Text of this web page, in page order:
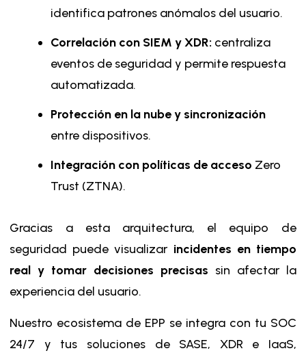
identifica patrones anómalos del usuario.
Correlación con SIEM y XDR: centraliza
eventos de seguridad y permite respuesta
automatizada.
Protección en la nube y sincronización
entre dispositivos.
Integración con políticas de acceso Zero
Trust (ZTNA).
Gracias a esta arquitectura, el equipo de
seguridad puede visualizar incidentes en tiempo
real y tomar decisiones precisas sin afectar la
experiencia del usuario.
Nuestro ecosistema de EPP se integra con tu SOC
24/7 y tus soluciones de SASE, XDR e IaaS,